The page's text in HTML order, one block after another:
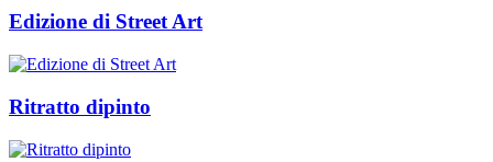
Edizione di Street Art
Ritratto dipinto